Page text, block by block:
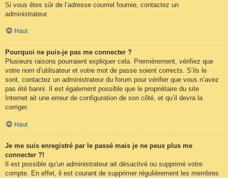
Si vous êtes sûr de l’adresse courriel fournie, contactez un
administrateur.
Haut
Pourquoi ne puis-je pas me connecter ?
Plusieurs raisons pourraient expliquer cela. Premièrement, vérifiez que
votre nom d’utilisateur et votre mot de passe soient corrects. S’ils le
sont, contactez un administrateur du forum pour vérifier que vous n’avez
pas été banni. Il est également possible que le propriétaire du site
Internet ait une erreur de configuration de son côté, et qu’il devra la
corriger.
Haut
Je me suis enregistré par le passé mais je ne peux plus me
connecter ?!
Il est possible qu’un administrateur ait désactivé ou supprimé votre
compte. En effet, il est courant de supprimer régulièrement les membres